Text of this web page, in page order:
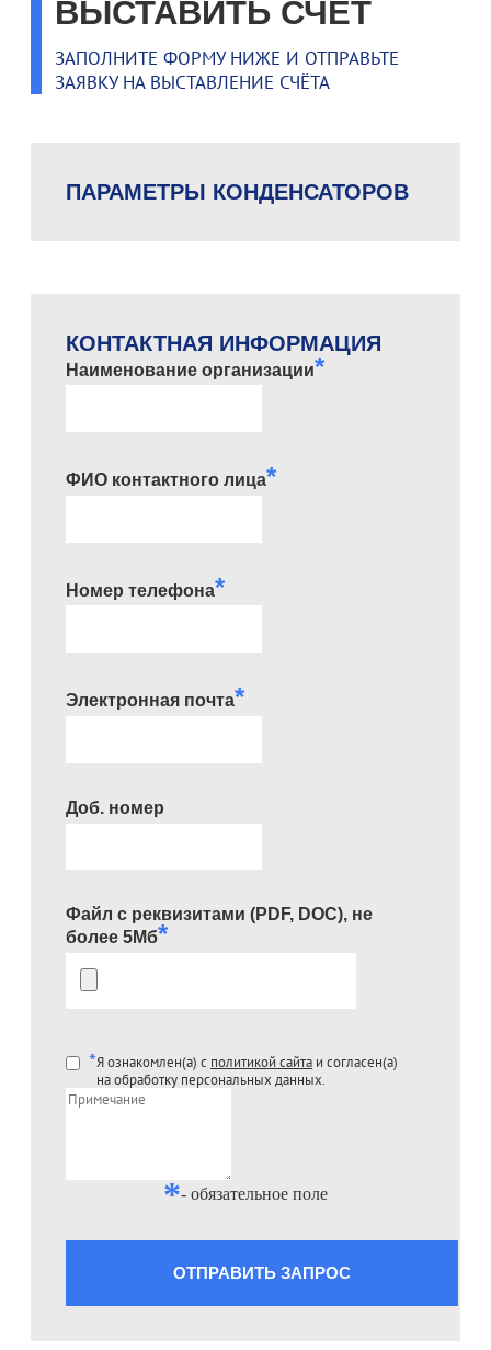
ВЫСТАВИТЬ СЧЁТ
ЗАПОЛНИТЕ ФОРМУ НИЖЕ И ОТПРАВЬТЕ
ЗАЯВКУ НА ВЫСТАВЛЕНИЕ СЧЁТА
ПАРАМЕТРЫ КОНДЕНСАТОРОВ
КОНТАКТНАЯ ИНФОРМАЦИЯ
Наименование организации*
ФИО контактного лица*
Номер телефона*
Электронная почта*
Доб. номер
Файл с реквизитами (PDF, DOC), не
более 5Мб*
*Я ознакомлен(а) с политикой сайта и согласен(а)
на обработку персональных данных.
ОТПРАВИТЬ ЗАПРОС
*- обязательное поле